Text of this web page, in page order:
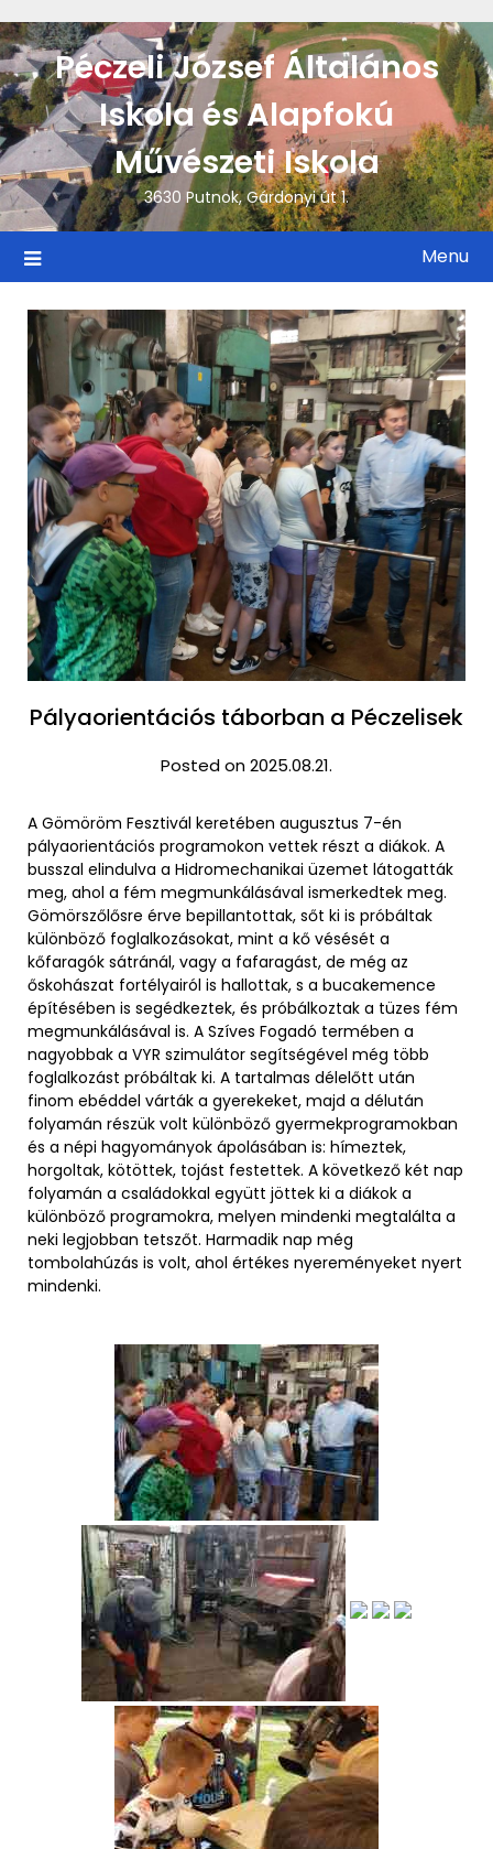
to
contentPéczeli József Általános
Iskola és Alapfokú
Művészeti Iskola
3630 Putnok, Gárdonyi út 1.
Menu
Pályaorientációs táborban a Péczelisek
Posted on 2025.08.21.
A Gömöröm Fesztivál keretében augusztus 7-én
pályaorientációs programokon vettek részt a diákok. A
busszal elindulva a Hidromechanikai üzemet látogatták
meg, ahol a fém megmunkálásával ismerkedtek meg.
Gömörszőlősre érve bepillantottak, sőt ki is próbáltak
különböző foglalkozásokat, mint a kő vésését a
kőfaragók sátránál, vagy a fafaragást, de még az
őskohászat fortélyairól is hallottak, s a bucakemence
építésében is segédkeztek, és próbálkoztak a tüzes fém
megmunkálásával is. A Szíves Fogadó termében a
nagyobbak a VYR szimulátor segítségével még több
foglalkozást próbáltak ki. A tartalmas délelőtt után
finom ebéddel várták a gyerekeket, majd a délután
folyamán részük volt különböző gyermekprogramokban
és a népi hagyományok ápolásában is: hímeztek,
horgoltak, kötöttek, tojást festettek. A következő két nap
folyamán a családokkal együtt jöttek ki a diákok a
különböző programokra, melyen mindenki megtalálta a
neki legjobban tetszőt. Harmadik nap még
tombolahúzás is volt, ahol értékes nyereményeket nyert
mindenki.